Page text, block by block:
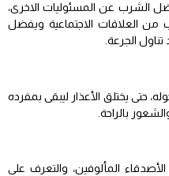
الشرب عن المسئوليات الاخرى،
العلاقات الاجتماعية ويفضل
الجرعة.
حتى يختلق الأعذار ليبقى بمفرده
بالراحة.
المألوفين، والتعرف على